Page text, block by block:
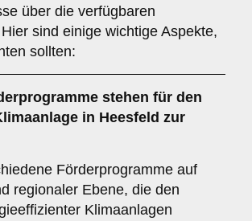
über die verfügbaren
sind einige wichtige Aspekte,
sollten:
stehen für den
in Heesfeld zur
Förderprogramme auf
regionaler Ebene, die den
Klimaanlagen